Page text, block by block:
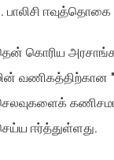
பாலிசி ஈவுத்தொகை
கொரிய
வணிகத்திற்கான
ஈர்த்துள்ளது.